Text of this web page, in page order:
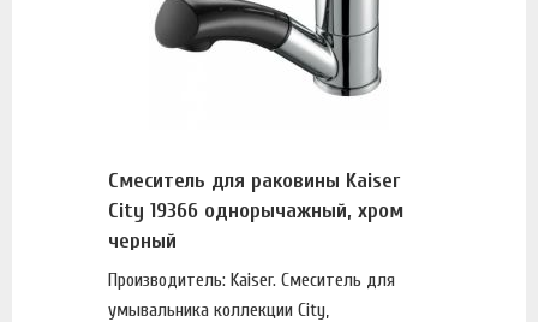
Смеситель для раковины Kaiser
City 19366 однорычажный, хром
черный
Производитель: Kaiser. Смеситель для
умывальника коллекции City,